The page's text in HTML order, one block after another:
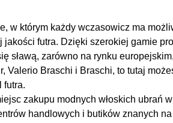
w którym każdy wczasowicz ma
futra. Dzięki szerokiej gamie
sławą, zarówno na rynku
Valerio Braschi i Braschi, to tutaj
futra.
zakupu modnych włoskich ubrań
handlowych i butików znanych na